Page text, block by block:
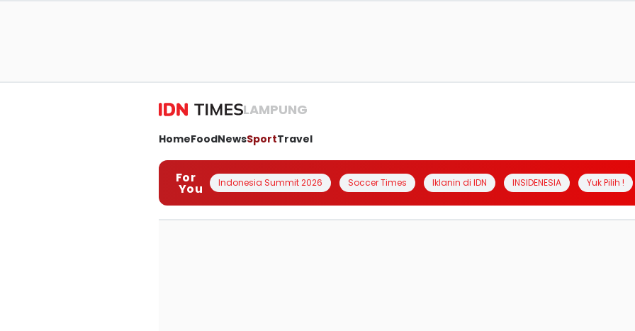
LAMPUNG
HomeFoodNewsSportTravel
For
You Indonesia Summit 2026 Soccer Times Iklanin di IDN INSIDENESIA Yuk Pilih !